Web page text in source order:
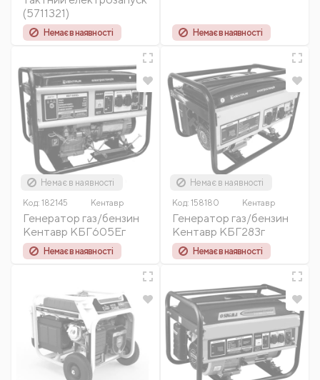
(5711321)
Немає в наявності Немає в наявності
Немає в наявності
Код: 182145 Кентавр
Генератор газ/бензин
Кентавр КБГ605Ег
Немає в наявності
Немає в наявності
Код: 158180 Кентавр
Генератор газ/бензин
Кентавр КБГ283г
Немає в наявності